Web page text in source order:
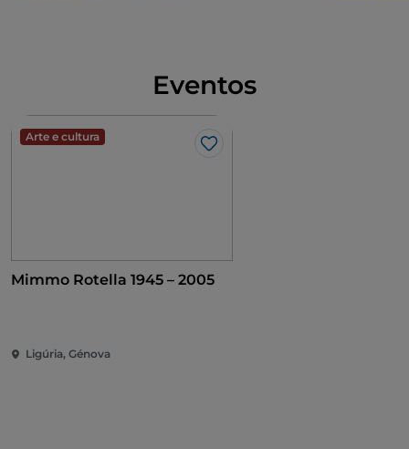
Eventos
Arte e cultura
Gosto
Mimmo Rotella 1945 – 2005
Ligúria, Génova